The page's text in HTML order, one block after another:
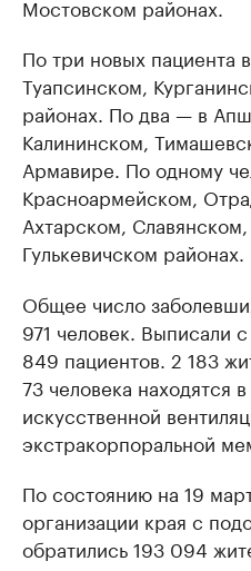
Мостовском районах.
По три новых пациента
Туапсинском,
районах. По два — в
Калининском,
Армавире. По одному
Красноармейском,
Ахтарском,
Гулькевичском районах.
Общее число
971 человек. Выписали
849 пациентов. 2 183
73 человека находятся
искусственной
экстракорпоральной
По состоянию на 19
организации края с
обратились 193 094